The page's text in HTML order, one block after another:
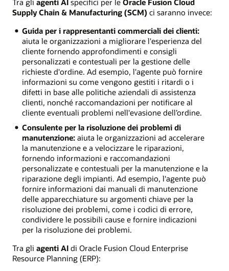
Supply Chain & Manufacturing (SCM) ci saranno invece:
Guida per i rappresentanti commerciali dei clienti:
aiuta le organizzazioni a migliorare l'esperienza del
cliente fornendo approfondimenti e consigli
personalizzati e contestuali per la gestione delle
richieste d'ordine. Ad esempio, l'agente può fornire
informazioni su come vengono gestiti i ritardi o i
difetti in base alle politiche aziendali di assistenza
clienti, nonché raccomandazioni per notificare al
cliente eventuali problemi nell'evasione dell’ordine.
Consulente per la risoluzione dei problemi di
manutenzione:aiuta le organizzazioni ad accelerare
la manutenzione e a velocizzare le riparazioni,
fornendo informazioni e raccomandazioni
personalizzate e contestuali per la manutenzione e la
riparazione degli impianti. Ad esempio, l'agente può
fornire informazioni dai manuali di manutenzione
delle apparecchiature su argomenti chiave per la
risoluzione dei problemi, come i codici di errore,
condividere le possibili cause e fornire indicazioni
per la risoluzione dei problemi.
Tra gli agenti AI di Oracle Fusion Cloud Enterprise
Resource Planning (ERP):